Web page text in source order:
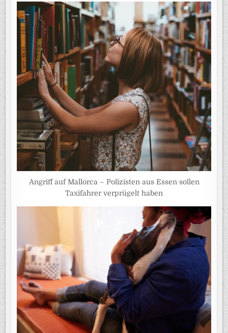
Angriff auf Mallorca – Polizisten aus Essen sollen
Taxifahrer verprügelt haben